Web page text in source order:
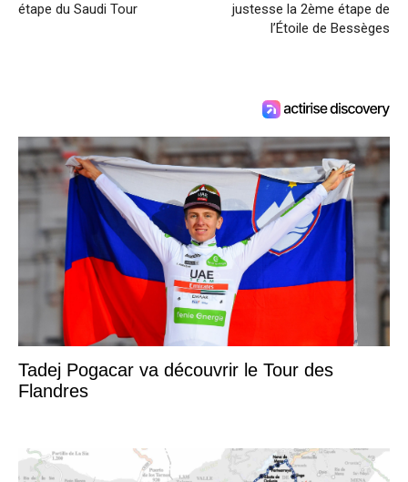
étape du Saudi Tour
justesse la 2ème étape de
l’Étoile de Bessèges
Tadej Pogacar va découvrir le Tour des
Flandres